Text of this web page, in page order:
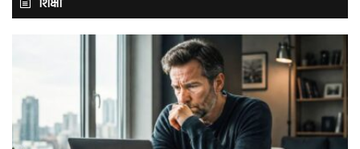
शिक्षा